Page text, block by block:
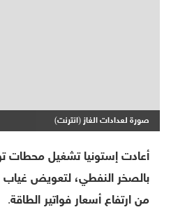
صورة لعدادات الغاز (انترنت)
أعادت إستونيا تشغيل محطات
بالصخر النفطي، لتعويض غياب
من ارتفاع أسعار فواتير الطاقة.